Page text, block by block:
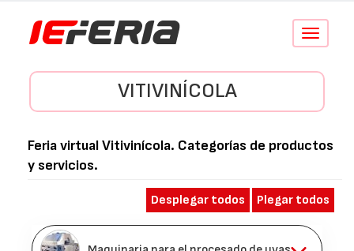
Conmutar
VITIVINÍCOLA
Feria virtualVitivinícola. Categorías de productos
y servicios.
Desplegar todos Plegar todos